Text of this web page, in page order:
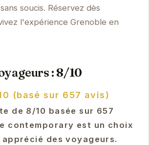
soucis. Réservez dès
l'expérience Grenoble en
: 8/10
(basé sur 657 avis)
de 8/10 basée sur 657
contemporary est un choix
des voyageurs.